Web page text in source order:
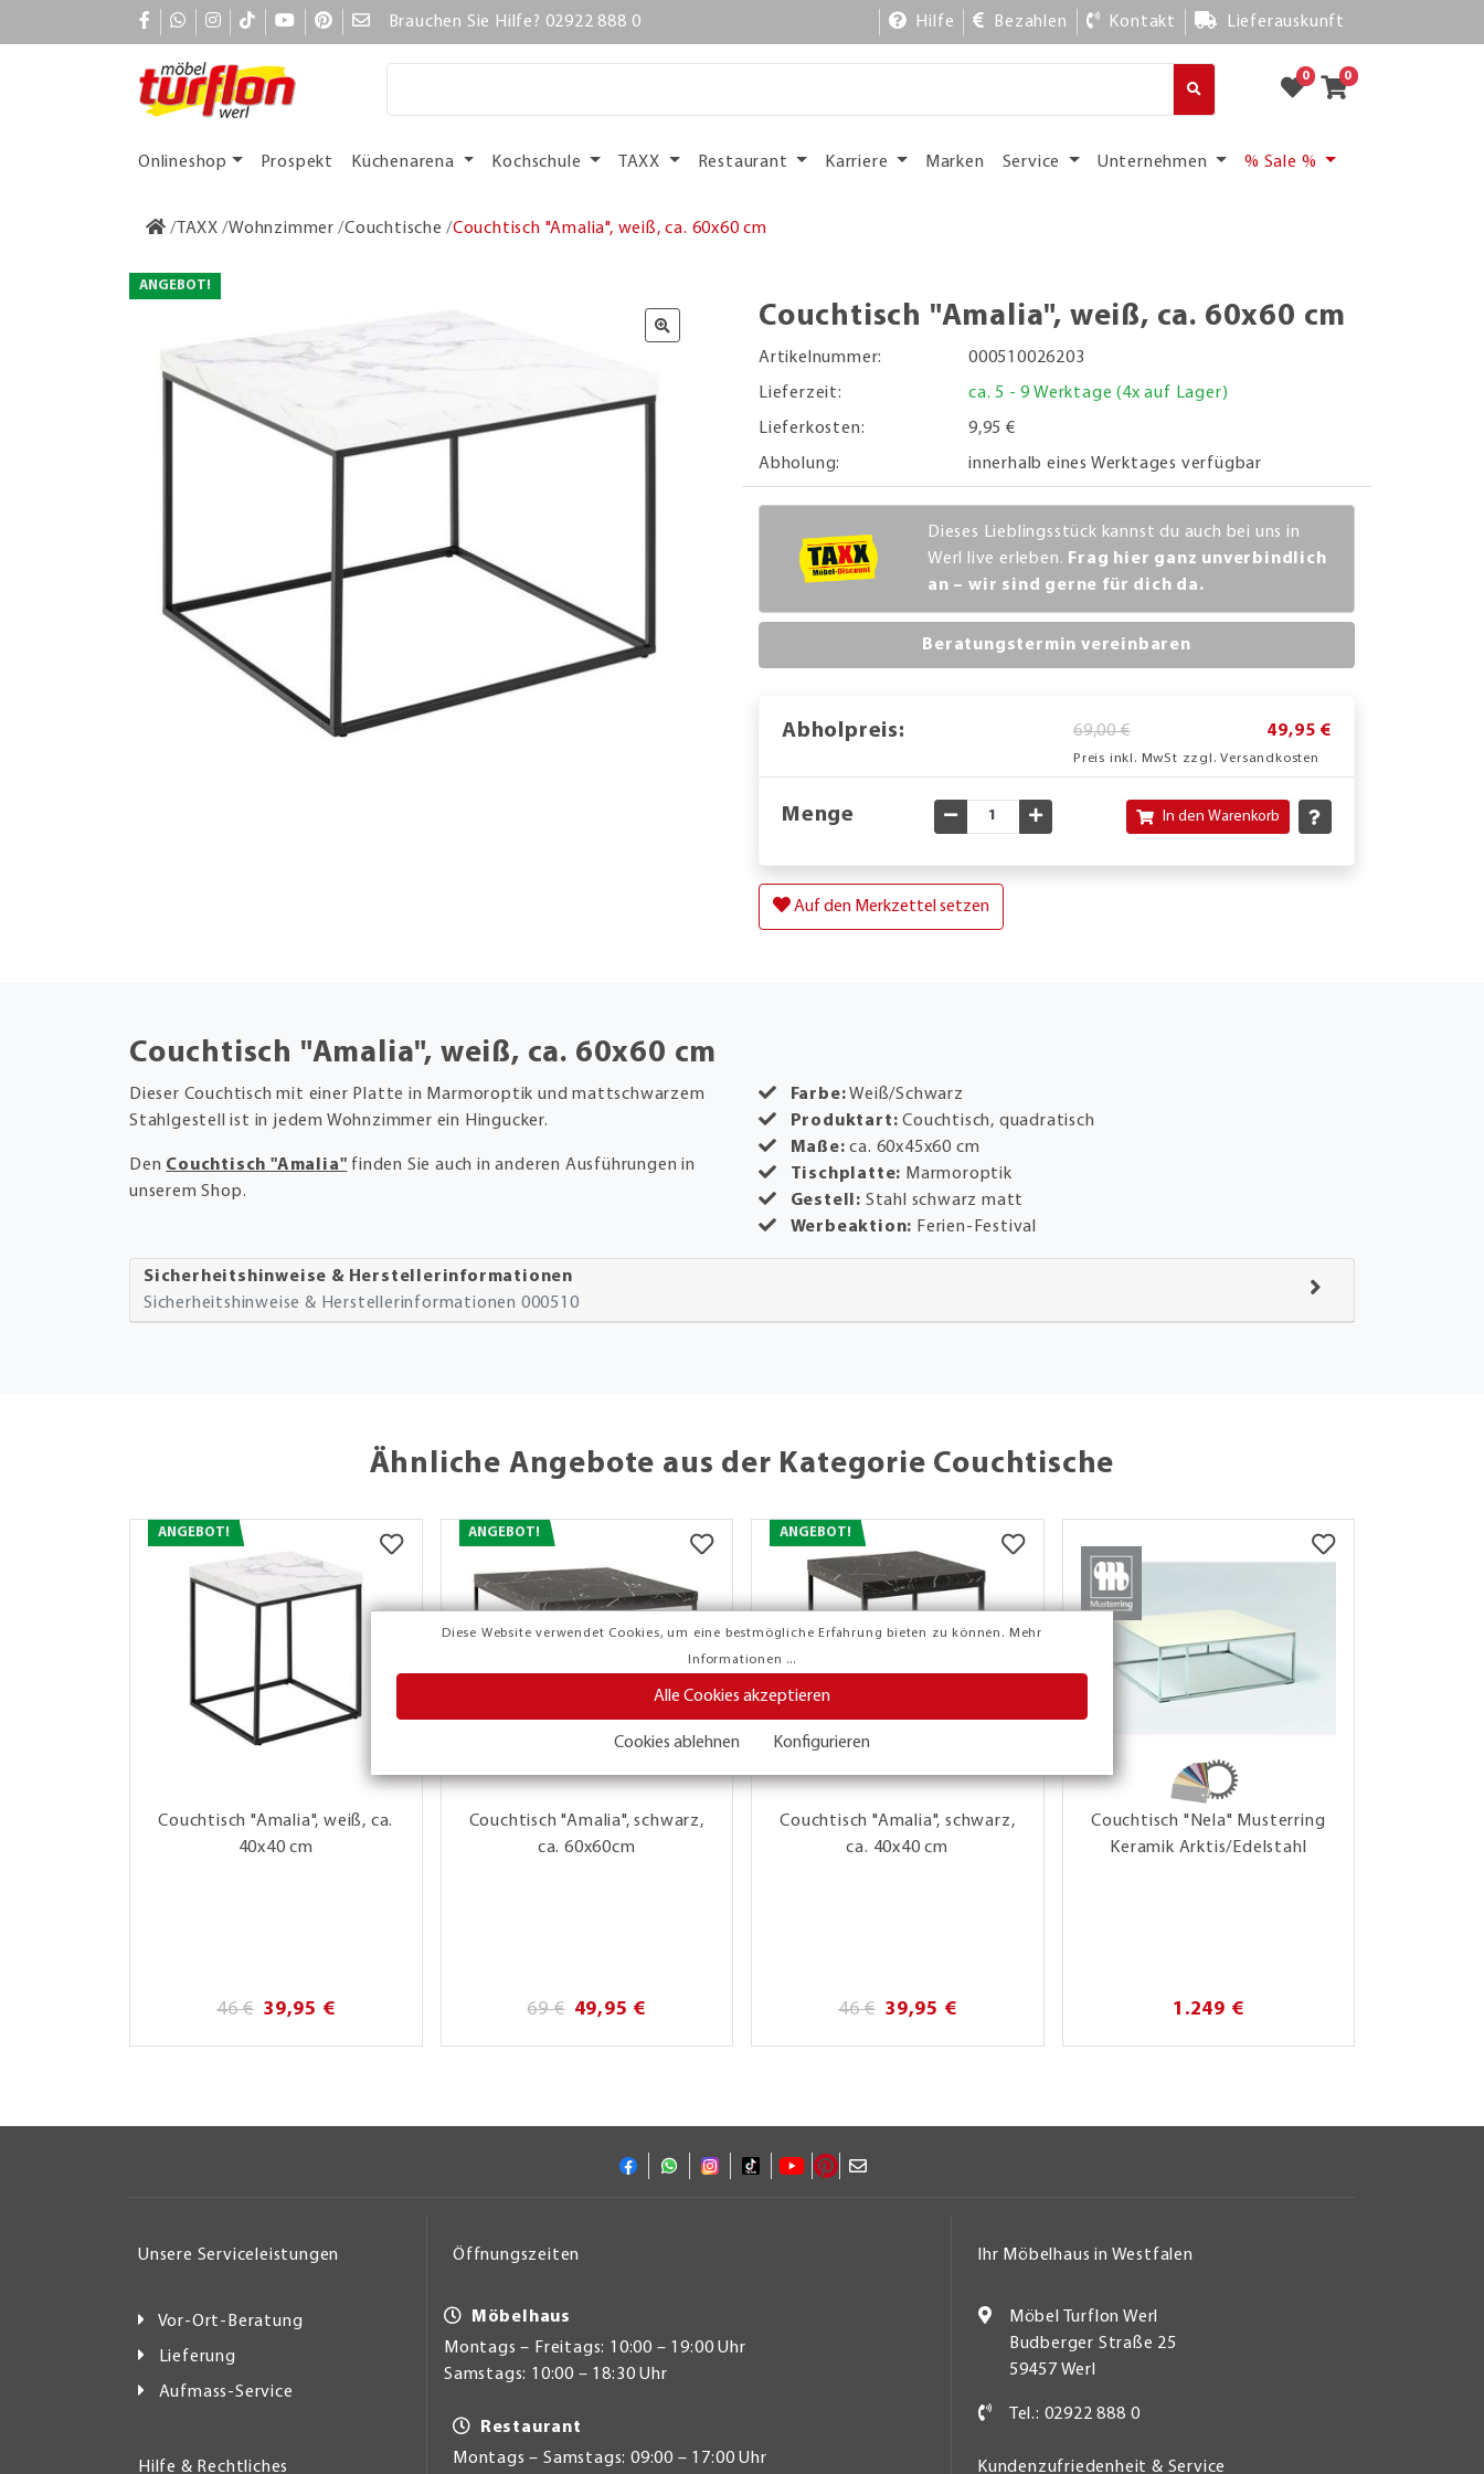
Diese Website verwendet Cookies, um eine bestmögliche Erfahrung bieten zu können. Mehr
Informationen ...
Alle Cookies akzeptieren
Cookies ablehnen Konfigurieren
Brauchen Sie Hilfe? 02922 888 0 Hilfe Bezahlen Kontakt Lieferauskunft
0 0
Onlineshop Prospekt Küchenarena Kochschule TAXX Restaurant Karriere Marken Service Unternehmen % Sale %
TAXX Wohnzimmer Couchtische Couchtisch "Amalia", weiß, ca. 60x60 cm
ANGEBOT!
Couchtisch "Amalia", weiß, ca. 60x60 cm
Artikelnummer:
000510026203
Lieferzeit:
ca. 5 - 9 Werktage (4x auf Lager)
Lieferkosten:
9,95 €
Abholung:
innerhalb eines Werktages verfügbar
Dieses Lieblingsstück kannst du auch bei uns in
Werl live erleben. Frag hier ganz unverbindlich
an – wir sind gerne für dich da.
Beratungstermin vereinbaren
Abholpreis: 69,00 € 49,95 €
Preis inkl. MwSt zzgl. Versandkosten
Menge Gewünschte Menge verringern
Gewünschte Menge erhöhen
In den Warenkorb
Auf den Merkzettel setzen
Couchtisch "Amalia", weiß, ca. 60x60 cm
Dieser Couchtisch mit einer Platte in Marmoroptik und mattschwarzem
Stahlgestell ist in jedem Wohnzimmer ein Hingucker.
Den Couchtisch "Amalia" finden Sie auch in anderen Ausführungen in
unserem Shop.
Farbe: Weiß/Schwarz
Produktart:Couchtisch, quadratisch
Maße:ca. 60x45x60 cm
Tischplatte: Marmoroptik
Gestell: Stahl schwarz matt
Werbeaktion: Ferien-Festival
Sicherheitshinweise & Herstellerinformationen
Sicherheitshinweise & Herstellerinformationen 000510
Ähnliche Angebote aus der Kategorie Couchtische
ANGEBOT!
Couchtisch "Amalia", weiß, ca.
40x40 cm
46 € 39,95 €
ANGEBOT!
Couchtisch "Amalia", schwarz,
ca. 60x60cm
69 € 49,95 €
ANGEBOT!
Couchtisch "Amalia", schwarz,
ca. 40x40 cm
46 € 39,95 €
Couchtisch "Nela" Musterring
Keramik Arktis/Edelstahl
1.249 €
Unsere Serviceleistungen
Vor-Ort-Beratung
Lieferung
Aufmass-Service
Hilfe & Rechtliches
Öffnungszeiten
Möbelhaus
Montags – Freitags: 10:00 – 19:00 Uhr
Samstags: 10:00 – 18:30 Uhr
Restaurant
Montags – Samstags: 09:00 – 17:00 Uhr
Ihr Möbelhaus in Westfalen
Möbel Turflon Werl
Budberger Straße 25
59457 Werl
Tel.: 02922 888 0
Kundenzufriedenheit & Service